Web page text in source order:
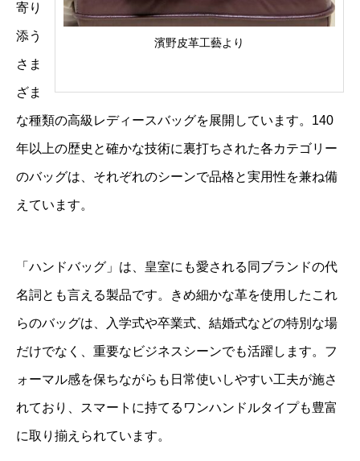
濱野皮革工藝より
寄り
添う
さま
ざま
な種類の高級レディースバッグを展開しています。140
年以上の歴史と確かな技術に裏打ちされた各カテゴリー
のバッグは、それぞれのシーンで品格と実用性を兼ね備
えています。
「ハンドバッグ」は、皇室にも愛される同ブランドの代
名詞とも言える製品です。きめ細かな革を使用したこれ
らのバッグは、入学式や卒業式、結婚式などの特別な場
だけでなく、重要なビジネスシーンでも活躍します。フ
ォーマル感を保ちながらも日常使いしやすい工夫が施さ
れており、スマートに持てるワンハンドルタイプも豊富
に取り揃えられています。